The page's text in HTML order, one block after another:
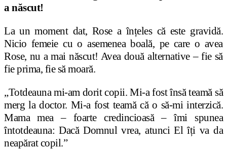
a născut!
La un moment dat, Rose a înțeles că este gravidă.
Nicio femeie cu o asemenea boală, pe care o avea
Rose, nu a mai născut! Avea două alternative – fie să
fie prima, fie să moară.
„Totdeauna mi-am dorit copii. Mi-a fost însă teamă să
merg la doctor. Mi-a fost teamă că o să-mi interzică.
Mama mea – foarte credincioasă – îmi spunea
întotdeauna: Dacă Domnul vrea, atunci El îți va da
neapărat copil.”